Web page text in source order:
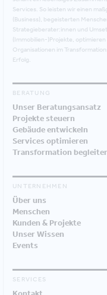
Services. So leisten wir einen
(Business), begeisterten
Strategieberater:innen und
(Immobilien-)Projekte,
Organisationen im
Erfolg.
BERATUNG
Unser Beratungsansatz
Projekte steuern
Gebäude entwickeln
Services optimieren
Transformation
UNTERNEHMEN
Über uns
Menschen
Kunden & Projekte
Unser Wissen
Events
SERVICES